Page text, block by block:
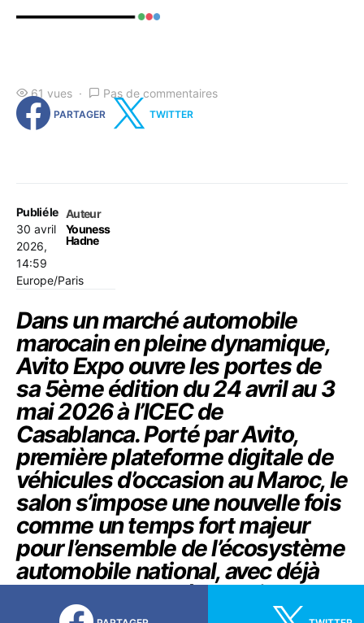
61 vues Pas de commentaires
Publié le
30 avril
2026,
14:59
Europe/Paris
Auteur
Youness
Hadne
Dans un marché automobile
marocain en pleine dynamique,
Avito Expo ouvre les portes de
sa 5ème édition du 24 avril au 3
mai 2026 à l’ICEC de
Casablanca. Porté par Avito,
première plateforme digitale de
véhicules d’occasion au Maroc, le
salon s’impose une nouvelle fois
comme un temps fort majeur
pour l’ensemble de l’écosystème
automobile national, avec déjà
plus de 35 000 réservations
enregistrées avant même son